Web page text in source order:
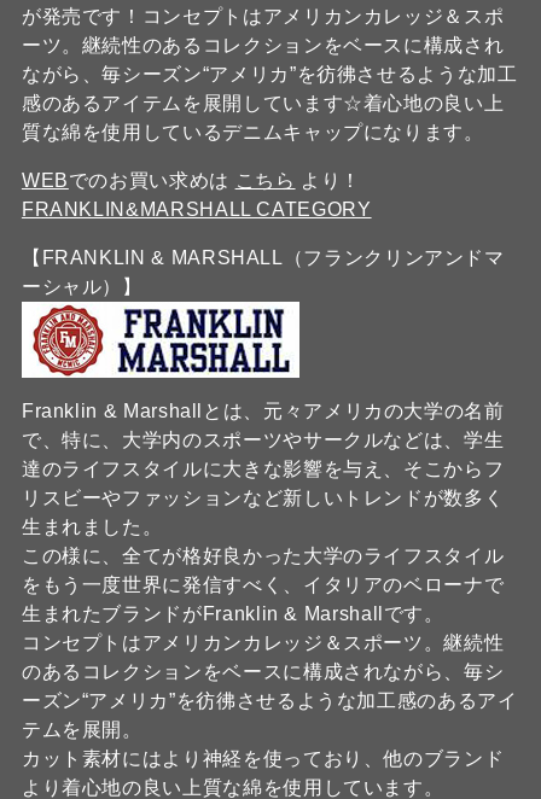
が発売です！コンセプトはアメリカンカレッジ＆スポ
ーツ。継続性のあるコレクションをベースに構成され
ながら、毎シーズン“アメリカ”を彷彿させるような加工
感のあるアイテムを展開しています☆着心地の良い上
質な綿を使用しているデニムキャップになります。
WEBでのお買い求めは こちら より！
FRANKLIN&MARSHALL CATEGORY
【FRANKLIN & MARSHALL（フランクリンアンドマ
ーシャル）】
Franklin & Marshallとは、元々アメリカの大学の名前
で、特に、大学内のスポーツやサークルなどは、学生
達のライフスタイルに大きな影響を与え、そこからフ
リスビーやファッションなど新しいトレンドが数多く
生まれました。
この様に、全てが格好良かった大学のライフスタイル
をもう一度世界に発信すべく、イタリアのベローナで
生まれたブランドがFranklin & Marshallです。
コンセプトはアメリカンカレッジ＆スポーツ。継続性
のあるコレクションをベースに構成されながら、毎シ
ーズン“アメリカ”を彷彿させるような加工感のあるアイ
テムを展開。
カット素材にはより神経を使っており、他のブランド
より着心地の良い上質な綿を使用しています。